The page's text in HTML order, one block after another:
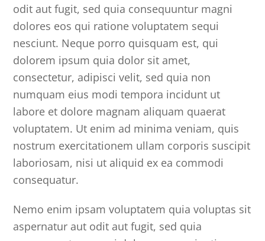
odit aut fugit, sed quia consequuntur magni
dolores eos qui ratione voluptatem sequi
nesciunt. Neque porro quisquam est, qui
dolorem ipsum quia dolor sit amet,
consectetur, adipisci velit, sed quia non
numquam eius modi tempora incidunt ut
labore et dolore magnam aliquam quaerat
voluptatem. Ut enim ad minima veniam, quis
nostrum exercitationem ullam corporis suscipit
laboriosam, nisi ut aliquid ex ea commodi
consequatur.
Nemo enim ipsam voluptatem quia voluptas sit
aspernatur aut odit aut fugit, sed quia